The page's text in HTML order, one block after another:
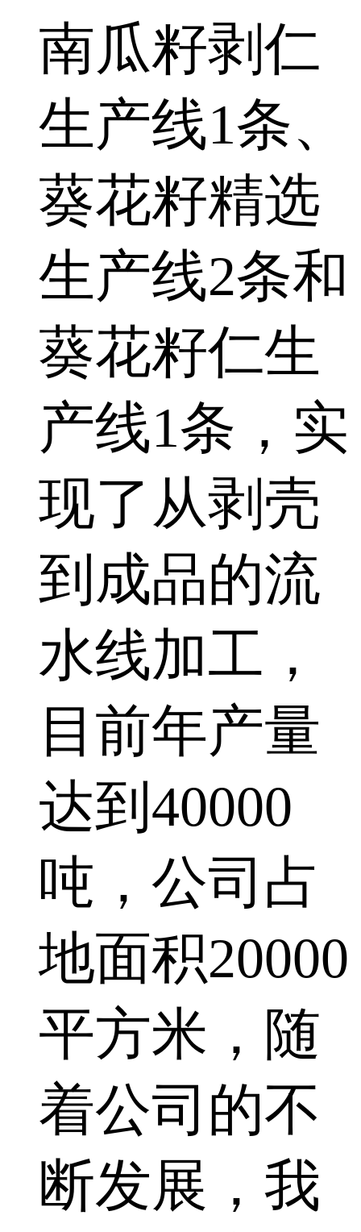
南瓜籽剥仁
生产线1条、
葵花籽精选
生产线2条和
葵花籽仁生
产线1条，实
现了从剥壳
到成品的流
水线加工，
目前年产量
达到40000
吨，公司占
地面积20000
平方米，随
着公司的不
断发展，我